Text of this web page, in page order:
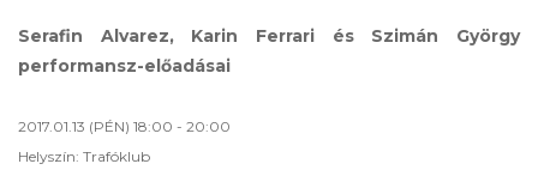
Serafin Alvarez, Karin Ferrari és Szimán György
performansz-előadásai
2017.01.13 (PÉN) 18:00 - 20:00
Helyszín: Trafóklub